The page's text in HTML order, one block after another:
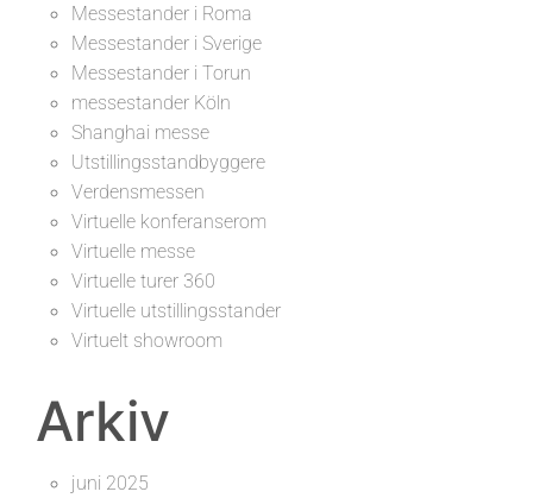
Messestander i Roma
Messestander i Sverige
Messestander i Torun
messestander Köln
Shanghai messe
Utstillingsstandbyggere
Verdensmessen
Virtuelle konferanserom
Virtuelle messe
Virtuelle turer 360
Virtuelle utstillingsstander
Virtuelt showroom
Arkiv
juni 2025